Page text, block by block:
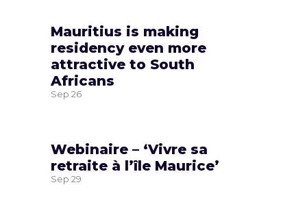
Mauritius is making
residency even more
attractive to South
Africans
Sep 26
Webinaire – ‘Vivre sa
retraite à l’île Maurice’
Sep 29